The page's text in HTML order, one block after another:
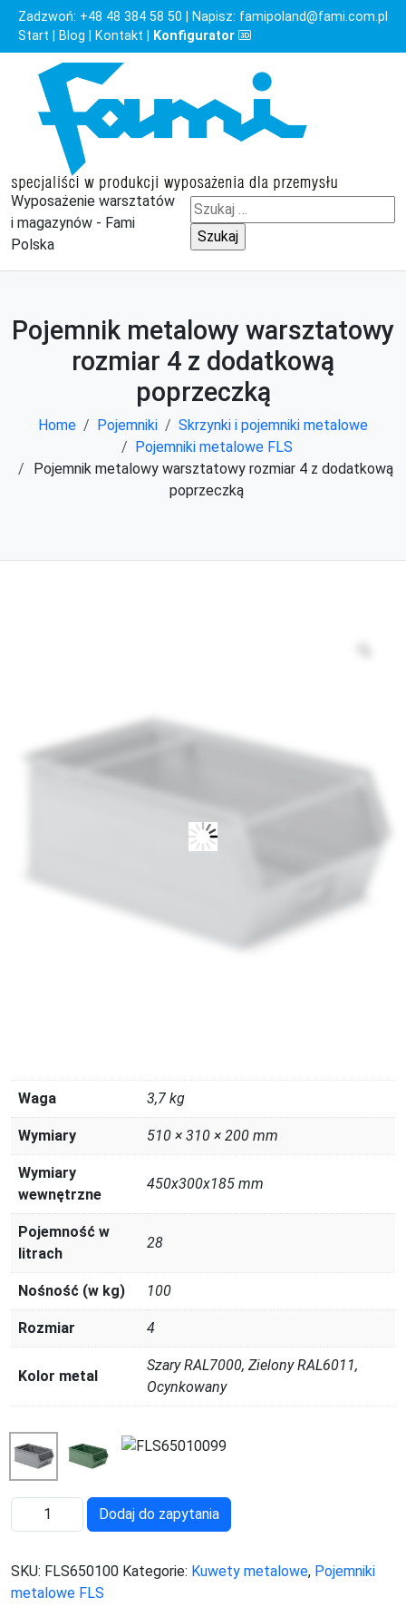
Zadzwoń: +48 48 384 58 50 | Napisz: famipoland@fami.com.pl
Start
Blog Kontakt Konfigurator
Wyposażenie warsztatów
i magazynów - Fami
Polska
Szukaj:
Pojemnik metalowy warsztatowy
rozmiar 4 z dodatkową
poprzeczką
Home Pojemniki
Skrzynki i pojemniki metalowe
Pojemniki metalowe FLS
Pojemnik metalowy warsztatowy rozmiar 4 z dodatkową
poprzeczką
Waga 3,7 kg
Wymiary 510 × 310 × 200 mm
Wymiary
wewnętrzne
450x300x185 mm
Pojemność w
litrach
28
Nośność (w kg) 100
Rozmiar 4
Kolor metal
Szary RAL7000, Zielony RAL6011,
Ocynkowany
Pojemnik
warsztatowy
rozmiar
Dodaj do zapytania
SKU: FLS650100 Kategorie: Kuwety metalowe, Pojemniki
metalowe FLS